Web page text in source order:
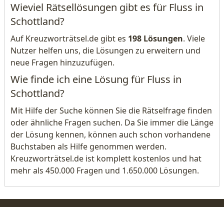
Wieviel Rätsellösungen gibt es für Fluss in
Schottland?
Auf Kreuzworträtsel.de gibt es 198 Lösungen. Viele
Nutzer helfen uns, die Lösungen zu erweitern und
neue Fragen hinzuzufügen.
Wie finde ich eine Lösung für Fluss in
Schottland?
Mit Hilfe der Suche können Sie die Rätselfrage finden
oder ähnliche Fragen suchen. Da Sie immer die Länge
der Lösung kennen, können auch schon vorhandene
Buchstaben als Hilfe genommen werden.
Kreuzworträtsel.de ist komplett kostenlos und hat
mehr als 450.000 Fragen und 1.650.000 Lösungen.